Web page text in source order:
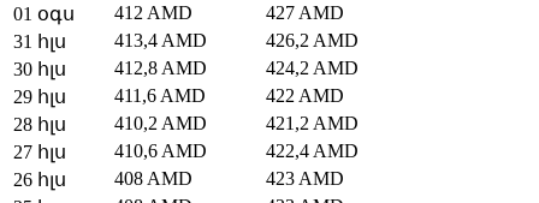
01 օգս
412 AMD
427 AMD
31 հլս
413,4 AMD
426,2 AMD
30 հլս
412,8 AMD
424,2 AMD
29 հլս
411,6 AMD
422 AMD
28 հլս
410,2 AMD
421,2 AMD
27 հլս
410,6 AMD
422,4 AMD
26 հլս
408 AMD
423 AMD